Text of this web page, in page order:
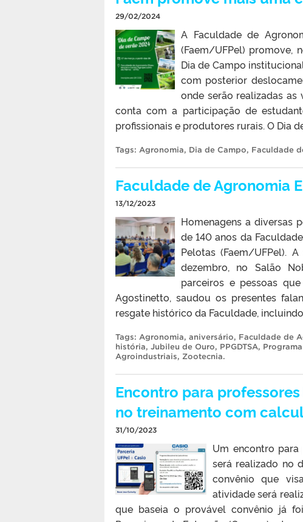
29/02/2024
A Faculdade de
(Faem/UFPel) promove,
Dia de Campo
com posterior
onde serão realizadas
conta com a participação de
profissionais e produtores rurais. O Dia
Tags: Agronomia, Dia de Campo, Faculdade
Faculdade de Agronomia
13/12/2023
Homenagens a diversas
de 140 anos da
Pelotas (Faem/UFPel).
dezembro, no Salão
parceiros e pessoas
Agostinetto, saudou os presentes
resgate histórico da Faculdade,
Tags: Agronomia, aniversário, Faculdade de
história, Jubileu de Ouro, PPGDTSA,
Agroindustriais, Zootecnia.
Encontro para
no treinamento com
31/10/2023
Um encontro para
será realizado no
convênio que
atividade será
que baseia o provável convênio já